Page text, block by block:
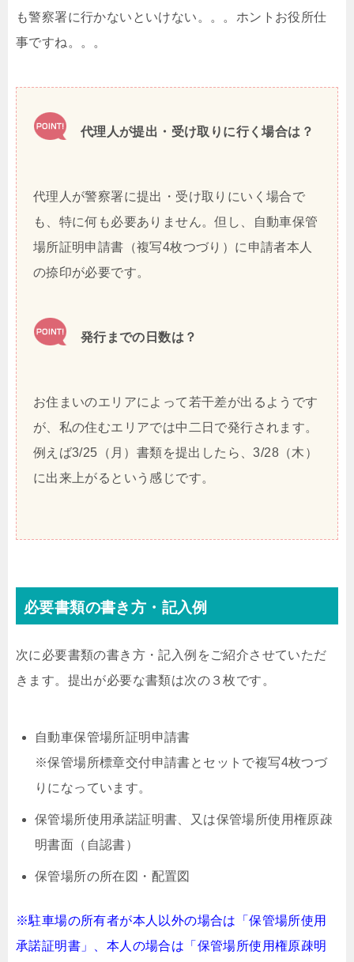
も警察署に行かないといけない。。。ホントお役所仕
事ですね。。。
代理人が提出・受け取りに行く場合は？
代理人が警察署に提出・受け取りにいく場合で
も、特に何も必要ありません。但し、自動車保管
場所証明申請書（複写4枚つづり）に申請者本人
の捺印が必要です。
発行までの日数は？
お住まいのエリアによって若干差が出るようです
が、私の住むエリアでは中二日で発行されます。
例えば3/25（月）書類を提出したら、3/28（木）
に出来上がるという感じです。
必要書類の書き方・記入例
次に必要書類の書き方・記入例をご紹介させていただ
きます。提出が必要な書類は次の３枚です。
自動車保管場所証明申請書
※保管場所標章交付申請書とセットで複写4枚つづ
りになっています。
保管場所使用承諾証明書、又は保管場所使用権原疎
明書面（自認書）
保管場所の所在図・配置図
※駐車場の所有者が本人以外の場合は「保管場所使用
承諾証明書」、本人の場合は「保管場所使用権原疎明